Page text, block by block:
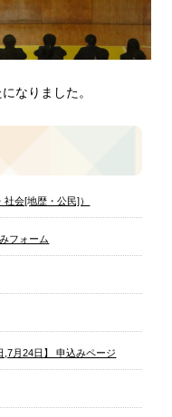
なりました。
会[地歴・公民]）
フォーム
月24日】 申込みページ